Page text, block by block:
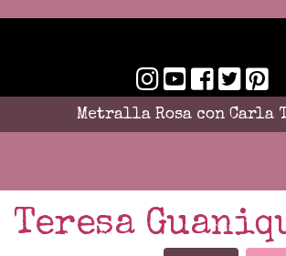
Metralla Rosa con Carla
Teresa